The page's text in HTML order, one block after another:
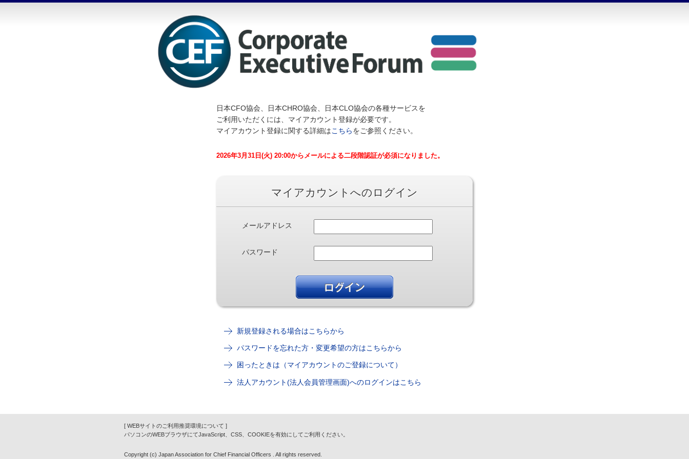
日本CFO協会、日本CHRO協会、日本CLO協会の各種サービスを
ご利用いただくには、マイアカウント登録が必要です。
マイアカウント登録に関する詳細はこちらをご参照ください。
2026年3月31日(火) 20:00からメールによる二段階認証が必須になりました。
マイアカウントへのログイン
メールアドレス
パスワード
新規登録される場合はこちらから
パスワードを忘れた方・変更希望の方はこちらから
困ったときは（マイアカウントのご登録について）
法人アカウント(法人会員管理画面)へのログインはこちら
[ WEBサイトのご利用推奨環境について ]
パソコンのWEBブラウザにてJavaScript、CSS、COOKIEを有効にしてご利用ください。
Copyright (c) Japan Association for Chief Financial Officers . All rights reserved.